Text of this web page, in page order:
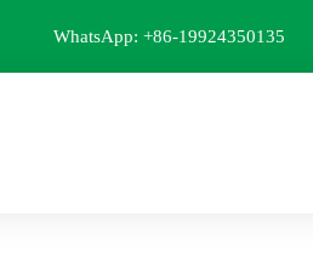
WhatsApp: +86-19924350135